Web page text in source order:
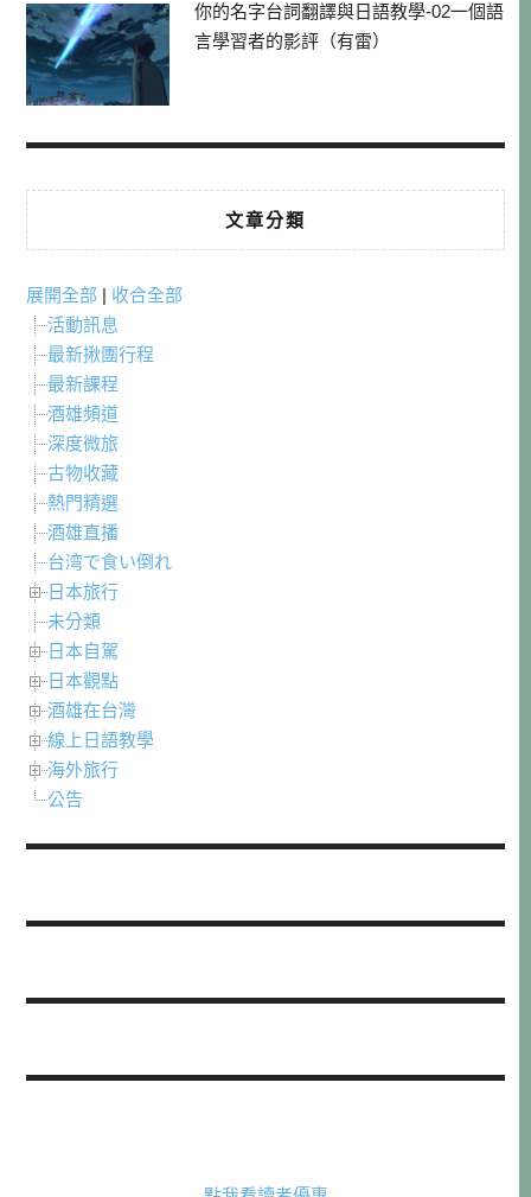
你的名字台詞翻譯與日語教學-02一個語
言學習者的影評（有雷）
文章分類
展開全部 | 收合全部
活動訊息
最新揪團行程
最新課程
酒雄頻道
深度微旅
古物收藏
熱門精選
酒雄直播
台湾で食い倒れ
日本旅行
未分類
日本自駕
日本觀點
酒雄在台灣
線上日語教學
海外旅行
公告